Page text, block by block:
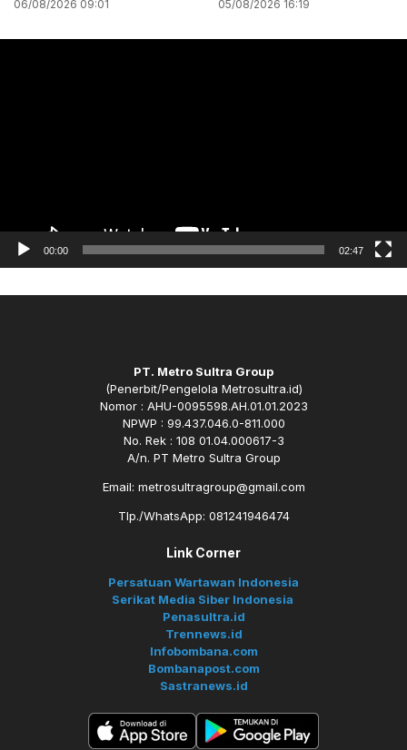
06/08/2026 09:01 05/08/2026 16:19
00:00 02:47
PT. Metro Sultra Group
(Penerbit/Pengelola Metrosultra.id)
Nomor : AHU-0095598.AH.01.01.2023
NPWP : 99.437.046.0-811.000
No. Rek : 108 01.04.000617-3
A/n. PT Metro Sultra Group
Email: metrosultragroup@gmail.com
Tlp./WhatsApp: 081241946474
Link Corner
Persatuan Wartawan Indonesia
Serikat Media Siber Indonesia
Penasultra.id
Trennews.id
Infobombana.com
Bombanapost.com
Sastranews.id